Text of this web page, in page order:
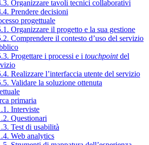
Organizzare tavoli tecnici collaborativi
Prendere decisioni
progettuale
Organizzare il progetto e la sua gestione
Comprendere il contesto d’uso del servizio
Progettare i processi e i touchpointdel
Realizzare l’interfaccia utente del servizio
Validare la soluzione ottenuta
primaria
Interviste
Questionari
Test di usabilità
Web analytics